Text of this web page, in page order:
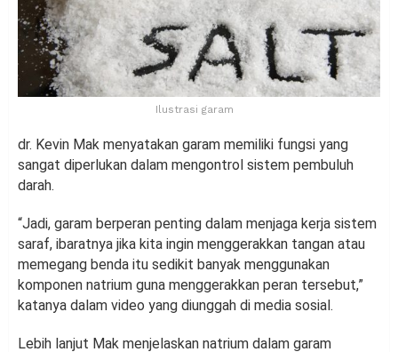
Ilustrasi garam
dr. Kevin Mak menyatakan garam memiliki fungsi yang
sangat diperlukan dalam mengontrol sistem pembuluh
darah.
“Jadi, garam berperan penting dalam menjaga kerja sistem
saraf, ibaratnya jika kita ingin menggerakkan tangan atau
memegang benda itu sedikit banyak menggunakan
komponen natrium guna menggerakkan peran tersebut,”
katanya dalam video yang diunggah di media sosial.
Lebih lanjut Mak menjelaskan natrium dalam garam